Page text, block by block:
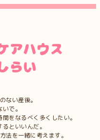
ない産後。
で。
をなるべく多くしたい。
といいんだ。
法を一緒に考えます。